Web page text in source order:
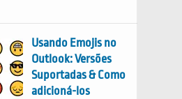
Usando Emojis no
Outlook: Versões
Suportadas & Como
adicioná-los